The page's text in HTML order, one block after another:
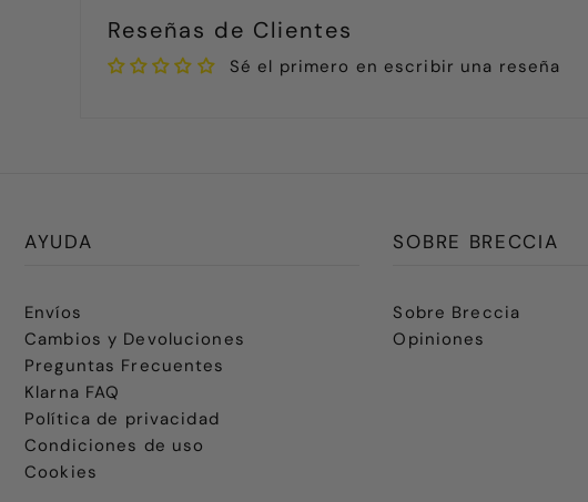
Reseñas de Clientes
Sé el primero en escribir una reseña
AYUDA
Envíos
Cambios y Devoluciones
Preguntas Frecuentes
Klarna FAQ
Política de privacidad
Condiciones de uso
Cookies
SOBRE BRECCIA
Sobre Breccia
Opiniones